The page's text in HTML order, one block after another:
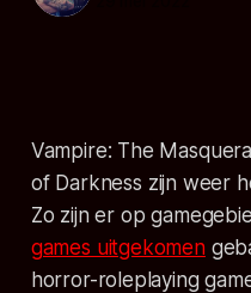
Vampire: The
of Darkness zijn weer
Zo zijn er op
games uitgekomen
horror-roleplaying